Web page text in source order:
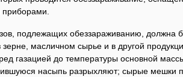
подлежащих обеззараживанию,
масличном сырье и в другой
газацией до температуры основной
насыпь разрыхляют; сырые мешки